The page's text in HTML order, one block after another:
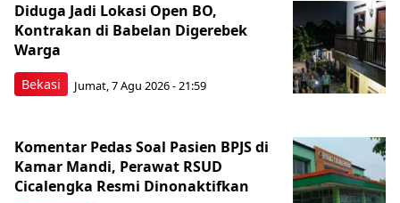
Bekasi
Diduga Jadi Lokasi Open BO,
Kontrakan di Babelan Digerebek
Warga
Jumat, 7 Agu 2026 - 21:59
Komentar Pedas Soal Pasien BPJS di
Kamar Mandi, Perawat RSUD
Cicalengka Resmi Dinonaktifkan